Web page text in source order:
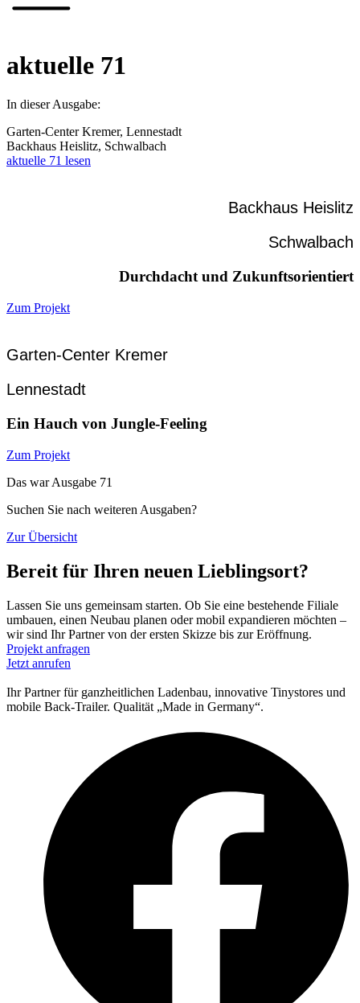
aktuelle 71
In dieser Ausgabe:
Garten-Center Kremer, Lennestadt
Backhaus Heislitz, Schwalbach
aktuelle 71 lesen
Backhaus Heislitz
Schwalbach
Durchdacht und Zukunftsorientiert
Zum Projekt
Garten-Center Kremer
Lennestadt
Ein Hauch von Jungle-Feeling
Zum Projekt
Das war Ausgabe 71
Suchen Sie nach weiteren Ausgaben?
Zur Übersicht
Bereit für Ihren neuen Lieblingsort?
Lassen Sie uns gemeinsam starten. Ob Sie eine bestehende Filiale
umbauen, einen Neubau planen oder mobil expandieren möchten –
wir sind Ihr Partner von der ersten Skizze bis zur Eröffnung.
Projekt anfragen
Jetzt anrufen
Ihr Partner für ganzheitlichen Ladenbau, innovative Tinystores und
mobile Back-Trailer. Qualität „Made in Germany“.